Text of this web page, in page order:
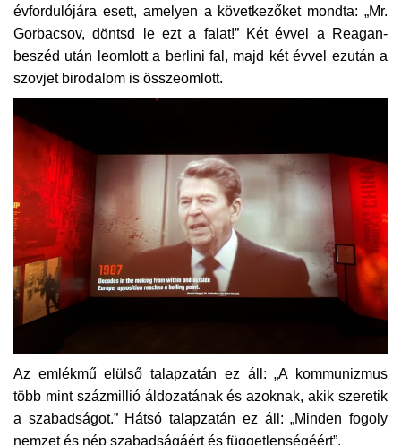
évfordulójára esett, amelyen a következőket mondta: „Mr.
Gorbacsov, döntsd le ezt a falat!” Két évvel a Reagan-
beszéd után leomlott a berlini fal, majd két évvel ezután a
szovjet birodalom is összeomlott.
Az emlékmű elülső talapzatán ez áll: „A kommunizmus
több mint százmillió áldozatának és azoknak, akik szeretik
a szabadságot.” Hátsó talapzatán ez áll: „Minden fogoly
nemzet és nép szabadságáért és függetlenségéért”.